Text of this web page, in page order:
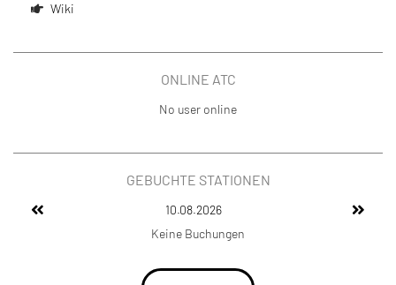
Wiki
ONLINE ATC
No user online
GEBUCHTE STATIONEN
10.08.2026
Keine Buchungen